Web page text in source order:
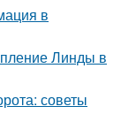
в
Линды в
советы